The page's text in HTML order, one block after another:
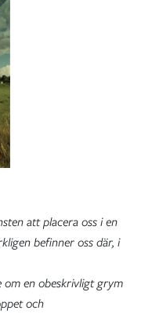
att placera oss i en
befinner oss där, i
om en obeskrivligt grym
och